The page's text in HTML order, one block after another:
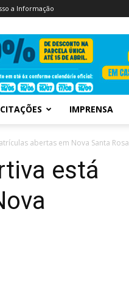
a Informação
IMPRENSA
abertas em Nova Santa Rosa
está